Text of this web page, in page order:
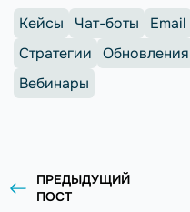
Кейсы Чат-боты Email
Стратегии
Обновления
Вебинары
ПРЕДЫДУЩИЙ
ПОСТ